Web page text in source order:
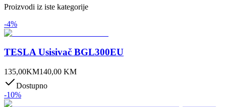
Proizvodi iz iste kategorije
-4%
TESLA Usisivač BGL300EU
135,00KM140,00 KM
Dostupno
-10%